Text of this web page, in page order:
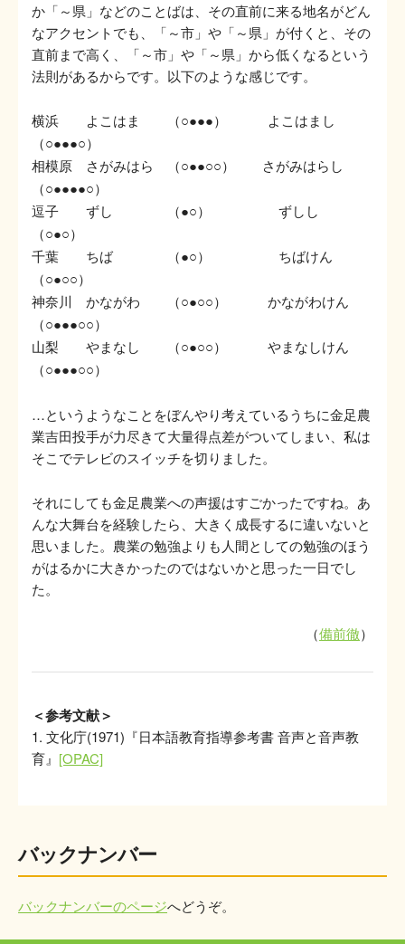
か「～県」などのことばは、その直前に来る地名がどん
なアクセントでも、「～市」や「～県」が付くと、その
直前まで高く、「～市」や「～県」から低くなるという
法則があるからです。以下のような感じです。
横浜 よこはま （○●●●） よこはまし
（○●●●○）
相模原 さがみはら （○●●○○） さがみはらし
（○●●●●○）
逗子 ずし （●○） ずしし
（○●○）
千葉 ちば （●○） ちばけん
（○●○○）
神奈川 かながわ （○●○○） かながわけん
（○●●●○○）
山梨 やまなし （○●○○） やまなしけん
（○●●●○○）
…というようなことをぼんやり考えているうちに金足農
業吉田投手が力尽きて大量得点差がついてしまい、私は
そこでテレビのスイッチを切りました。
それにしても金足農業への声援はすごかったですね。あ
んな大舞台を経験したら、大きく成長するに違いないと
思いました。農業の勉強よりも人間としての勉強のほう
がはるかに大きかったのではないかと思った一日でし
た。
（備前徹）
＜参考文献＞
文化庁(1971)『日本語教育指導参考書 音声と音声教
育』 [OPAC]
バックナンバー
バックナンバーのページへどうぞ。